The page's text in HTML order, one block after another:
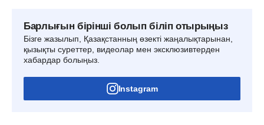
Барлығын бірінші болып біліп отырыңыз
Бізге жазылып, Қазақстанның өзекті жаңалықтарынан,
қызықты суреттер, видеолар мен эксклюзивтерден
хабардар болыңыз.
Instagram